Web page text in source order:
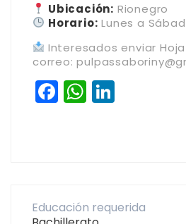
Ubicación: Rionegro
Horario: Lunes a
Interesados enviar
correo:
Facebook
Educación requerida